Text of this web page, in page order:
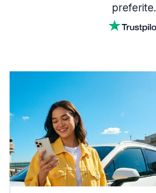
preferite.